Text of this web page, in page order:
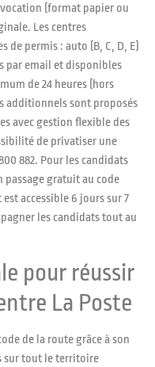
(format papier ou
Les centres
permis : auto (B, C, D, E)
par email et disponibles
de 24 heures (hors
additionnels sont proposés
avec gestion flexible des
de privatiser une
882. Pour les candidats
passage gratuit au code
accessible 6 jours sur 7
les candidats tout au
pour réussir
La Poste
de la route grâce à son
sur tout le territoire